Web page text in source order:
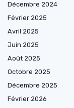
Décembre 2024
Février 2025
Avril 2025
Juin 2025
Août 2025
Octobre 2025
Décembre 2025
Février 2026